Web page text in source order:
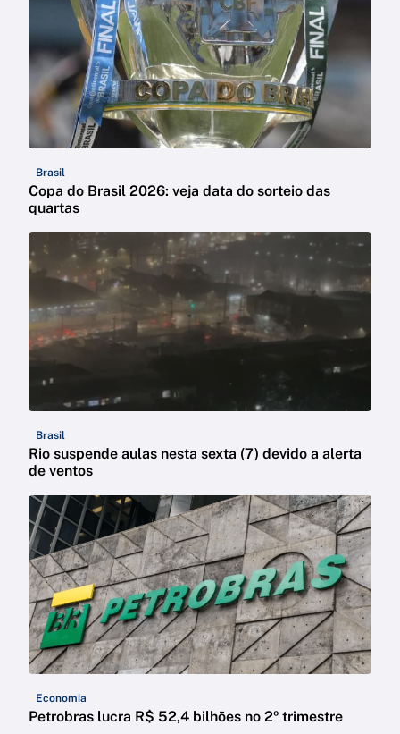
Brasil
Copa do Brasil 2026: veja data do sorteio das
quartas
Brasil
Rio suspende aulas nesta sexta (7) devido a alerta
de ventos
Economia
Petrobras lucra R$ 52,4 bilhões no 2º trimestre